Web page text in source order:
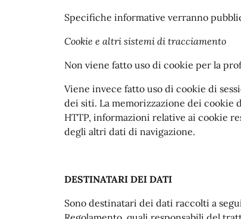
Specifiche informative verranno
Cookie e altri sistemi di tracciamento
Non viene fatto uso di cookie per la
Viene invece fatto uso di cookie di
dei siti. La memorizzazione dei cookie
HTTP, informazioni relative ai cookie
degli altri dati di navigazione.
DESTINATARI DEI DATI
Sono destinatari dei dati raccolti a